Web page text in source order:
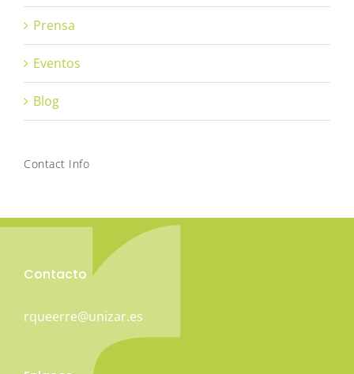
Prensa
Eventos
Blog
Contact Info
Contacto
rqueerre@unizar.es